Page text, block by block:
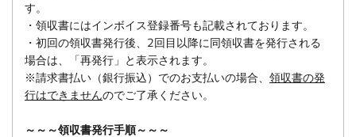
す。
・領収書にはインボイス登録番号も記載されております。
・初回の領収書発行後、2回目以降に同領収書を発行される
場合は、「再発行」と表示されます。
※請求書払い（銀行振込）でのお支払いの場合、 領収書の発
行はできませんのでご了承ください。
～～～領収書発行手順～～～